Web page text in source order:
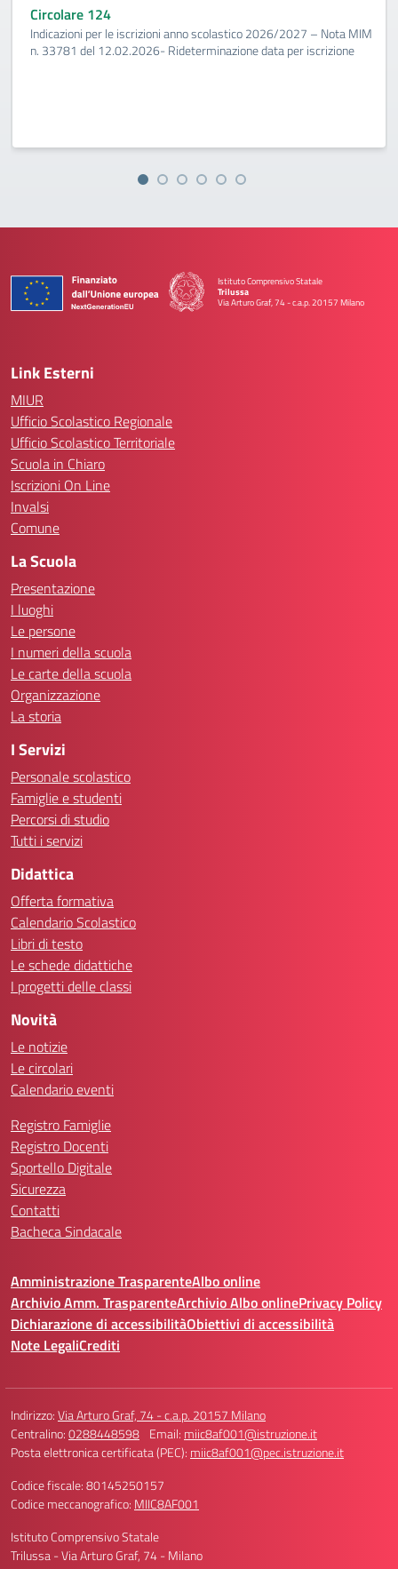
Circolare 124
Indicazioni per le iscrizioni anno scolastico 2026/2027 – Nota MIM
n. 33781 del 12.02.2026- Rideterminazione data per iscrizione
Istituto Comprensivo Statale
Trilussa
Via Arturo Graf, 74 - c.a.p. 20157 Milano
— Visita la pagina iniziale della scuola
Link Esterni
MIUR
Ufficio Scolastico Regionale
Ufficio Scolastico Territoriale
Scuola in Chiaro
Iscrizioni On Line
Invalsi
Comune
La Scuola
Presentazione
I luoghi
Le persone
I numeri della scuola
Le carte della scuola
Organizzazione
La storia
I Servizi
Personale scolastico
Famiglie e studenti
Percorsi di studio
Tutti i servizi
Didattica
Offerta formativa
Calendario Scolastico
Libri di testo
Le schede didattiche
I progetti delle classi
Novità
Le notizie
Le circolari
Calendario eventi
Registro Famiglie
Registro Docenti
Sportello Digitale
Sicurezza
Contatti
Bacheca Sindacale
Amministrazione TrasparenteAlbo online
Archivio Amm. TrasparenteArchivio Albo onlinePrivacy Policy
Dichiarazione di accessibilitàObiettivi di accessibilità
Note LegaliCrediti
Indirizzo:Via Arturo Graf, 74 - c.a.p. 20157 Milano
Centralino:0288448598 Email: miic8af001@istruzione.it
Posta elettronica certificata (PEC): miic8af001@pec.istruzione.it
Codice fiscale: 80145250157
Codice meccanografico: MIIC8AF001
Istituto Comprensivo Statale
Trilussa - Via Arturo Graf, 74 - Milano